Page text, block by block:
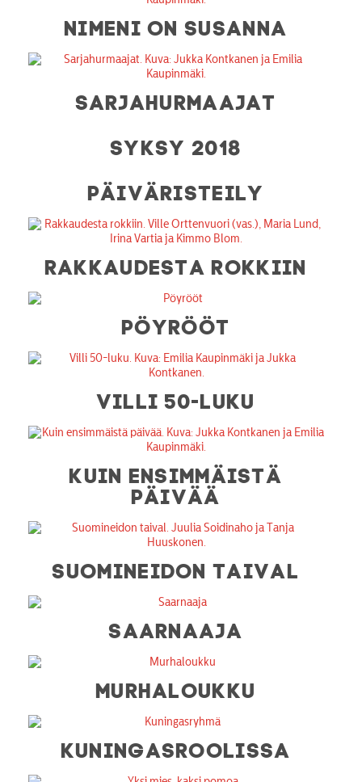
NIMENI ON SUSANNA
SARJAHURMAAJAT
SYKSY 2018
PÄIVÄRISTEILY
RAKKAUDESTA ROKKIIN
PÖYRÖÖT
VILLI 50-LUKU
KUIN ENSIMMÄISTÄ
PÄIVÄÄ
SUOMINEIDON TAIVAL
SAARNAAJA
MURHALOUKKU
KUNINGASROOLISSA